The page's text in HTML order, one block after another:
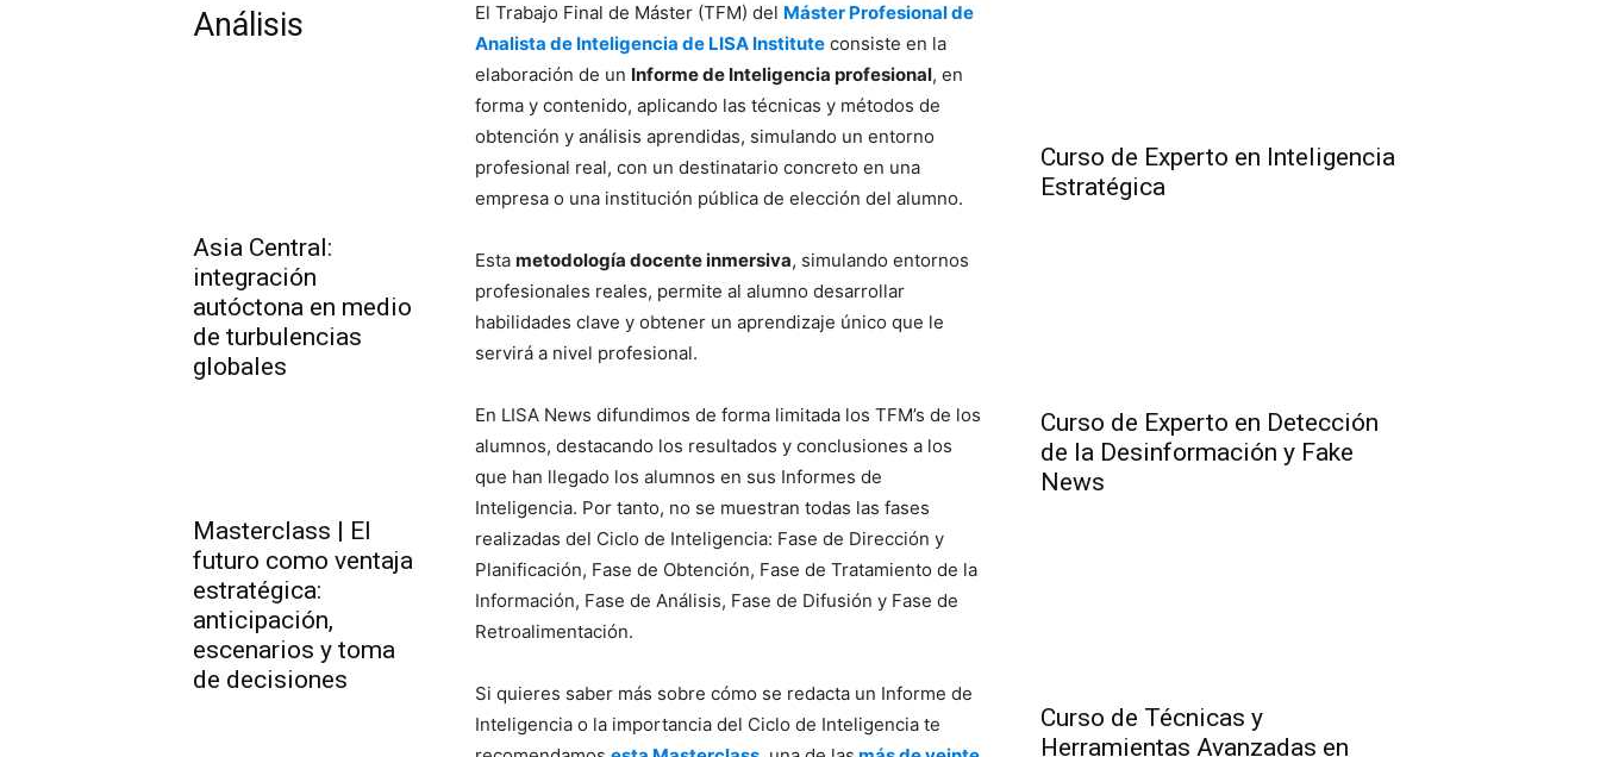
Análisis
Asia Central:
integración
autóctona en medio
de turbulencias
globales
Masterclass | El
futuro como ventaja
estratégica:
anticipación,
escenarios y toma
de decisiones
El Trabajo Final de Máster (TFM) del Máster Profesional de
Analista de Inteligencia de LISA Institute consiste en la
elaboración de un Informe de Inteligencia profesional, en
forma y contenido, aplicando las técnicas y métodos de
obtención y análisis aprendidas, simulando un entorno
profesional real, con un destinatario concreto en una
empresa o una institución pública de elección del alumno.
Estametodología docente inmersiva, simulando entornos
profesionales reales, permite al alumno desarrollar
habilidades clave y obtener un aprendizaje único que le
servirá a nivel profesional.
En LISA News difundimos de forma limitada los TFM’s de los
alumnos, destacando los resultados y conclusiones a los
que han llegado los alumnos en sus Informes de
Inteligencia. Por tanto, no se muestran todas las fases
realizadas del Ciclo de Inteligencia: Fase de Dirección y
Planificación, Fase de Obtención, Fase de Tratamiento de la
Información, Fase de Análisis, Fase de Difusión y Fase de
Retroalimentación.
Si quieres saber más sobre cómo se redacta un Informe de
Inteligencia o la importancia del Ciclo de Inteligencia te
Curso de Experto en Inteligencia
Estratégica
Curso de Experto en Detección
de la Desinformación y Fake
News
Curso de Técnicas y
Herramientas Avanzadas en